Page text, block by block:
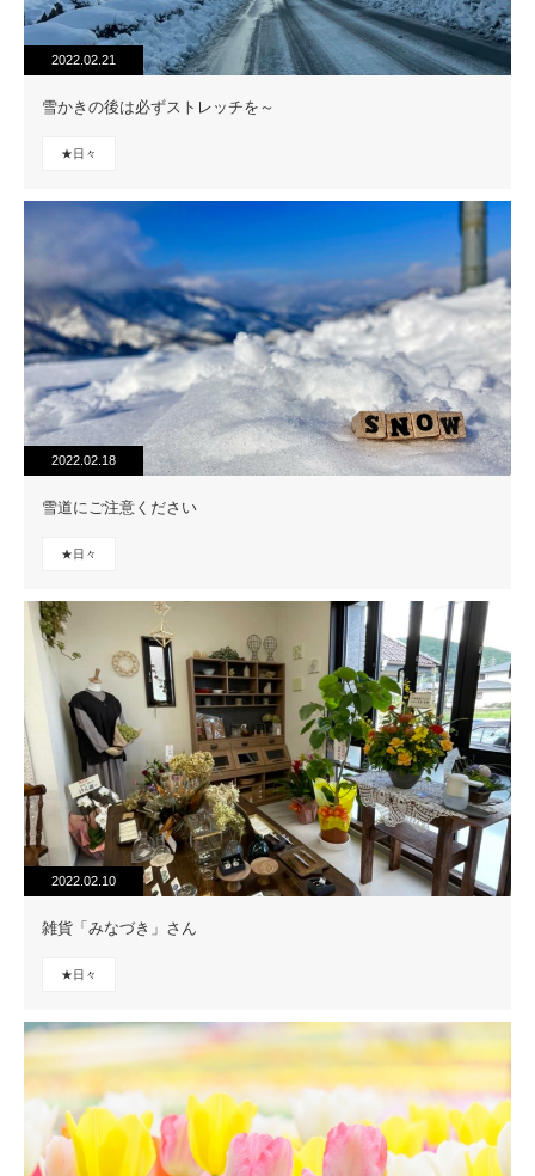
2022.02.21
雪かきの後は必ずストレッチを～
★日々
2022.02.18
雪道にご注意ください
★日々
2022.02.10
雑貨「みなづき」さん
★日々